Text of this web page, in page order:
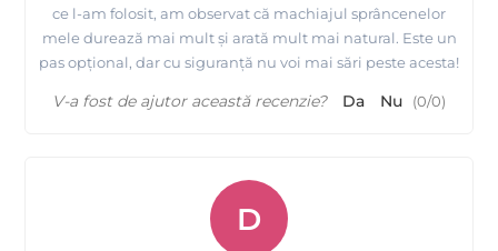
ce l-am folosit, am observat că machiajul sprâncenelor
mele durează mai mult și arată mult mai natural. Este un
pas opțional, dar cu siguranță nu voi mai sări peste acesta!
V-a fost de ajutor această recenzie? Da Nu (0/0)
D